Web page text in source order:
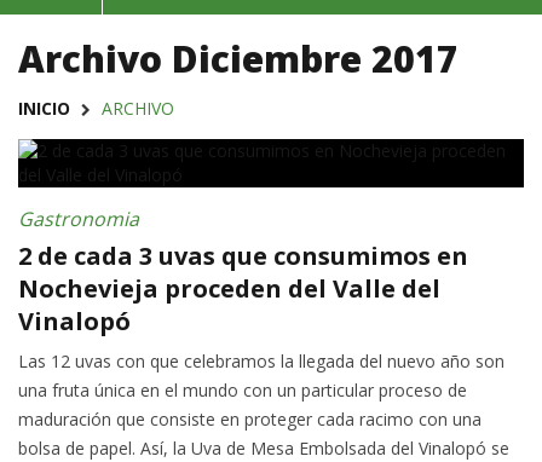
Archivo Diciembre 2017
INICIO ARCHIVO
Gastronomia
2 de cada 3 uvas que consumimos en
Nochevieja proceden del Valle del
Vinalopó
Las 12 uvas con que celebramos la llegada del nuevo año son
una fruta única en el mundo con un particular proceso de
maduración que consiste en proteger cada racimo con una
bolsa de papel. Así, la Uva de Mesa Embolsada del Vinalopó se